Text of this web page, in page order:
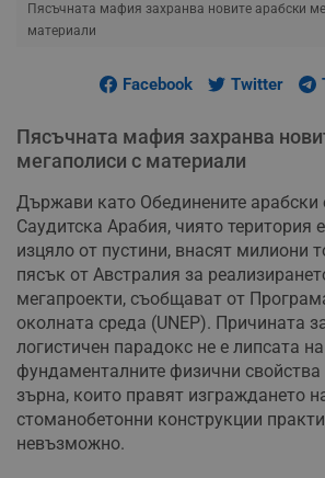
Пясъчната мафия захранва новите арабски
материали
Facebook Twitter
Пясъчната мафия захранва
мегаполиси с материали
Държави като Обединените арабски
Саудитска Арабия, чиято територия
изцяло от пустини, внасят милиони
пясък от Австралия за
мегапроекти, съобщават от
околната среда (UNEP). Причината
логистичен парадокс не е липсата
фундаменталните физични свойства
зърна, които правят изграждането
стоманобетонни конструкции
невъзможно.